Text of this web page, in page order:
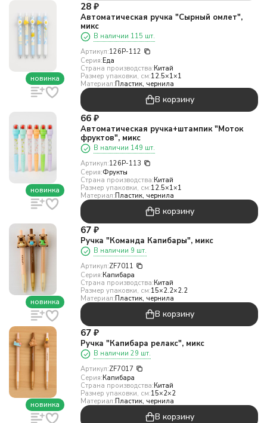
новинка
28 ₽
Автоматическая ручка "Сырный омлет",
микс
В наличии 115 шт.
Артикул:126P-112
Серия:Еда
Страна производства:Китай
Размер упаковки, см:12.5×1×1
Материал:Пластик, чернила
В корзину
новинка
66 ₽
Автоматическая ручка+штампик "Моток
фруктов", микс
В наличии 149 шт.
Артикул:126P-113
Серия:Фрукты
Страна производства:Китай
Размер упаковки, см:12.5×1×1
Материал:Пластик, чернила
В корзину
новинка
67 ₽
Ручка "Команда Капибары", микс
В наличии 9 шт.
Артикул:ZF7011
Серия:Капибара
Страна производства:Китай
Размер упаковки, см:15×2.2×2.2
Материал:Пластик, чернила
В корзину
новинка
67 ₽
Ручка "Капибара релакс", микс
В наличии 29 шт.
Артикул:ZF7017
Серия:Капибара
Страна производства:Китай
Размер упаковки, см:15×2×2
Материал:Пластик, чернила
В корзину